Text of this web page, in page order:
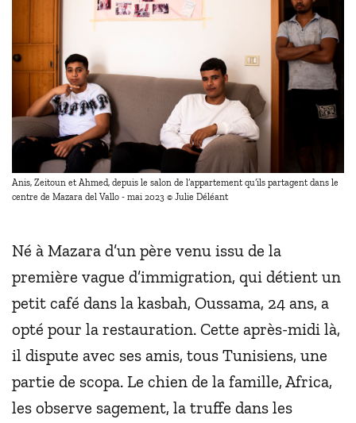
Anis, Zeitoun et Ahmed, depuis le salon de l’appartement qu’ils partagent dans le
centre de Mazara del Vallo - mai 2023 © Julie Déléant
Né à Mazara d’un père venu issu de la
première vague d’immigration, qui détient un
petit café dans la kasbah, Oussama, 24 ans, a
opté pour la restauration. Cette après-midi là,
il dispute avec ses amis, tous Tunisiens, une
partie de scopa. Le chien de la famille, Africa,
les observe sagement, la truffe dans les